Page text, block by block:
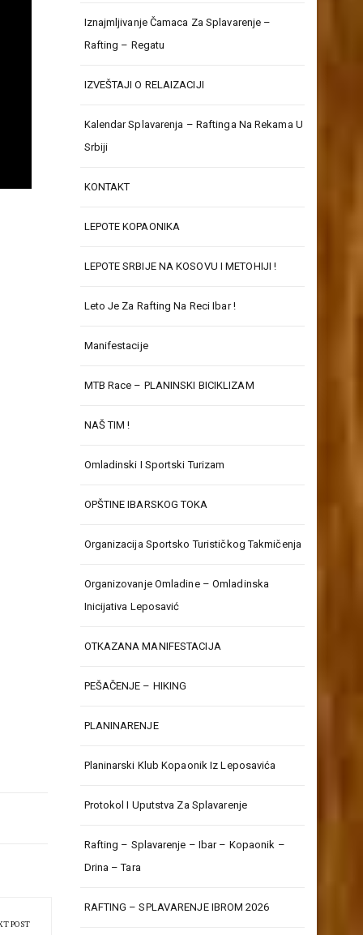
POST
Iznajmljivanje Čamaca Za Splavarenje –
Rafting – Regatu
IZVEŠTAJI O RELAIZACIJI
Kalendar Splavarenja – Raftinga Na Rekama U
Srbiji
KONTAKT
LEPOTE KOPAONIKA
LEPOTE SRBIJE NA KOSOVU I METOHIJI !
Leto Je Za Rafting Na Reci Ibar !
Manifestacije
MTB Race – PLANINSKI BICIKLIZAM
NAŠ TIM !
Omladinski I Sportski Turizam
OPŠTINE IBARSKOG TOKA
Organizacija Sportsko Turističkog Takmičenja
Organizovanje Omladine – Omladinska
Inicijativa Leposavić
OTKAZANA MANIFESTACIJA
PEŠAČENJE – HIKING
PLANINARENJE
Planinarski Klub Kopaonik Iz Leposavića
Protokol I Uputstva Za Splavarenje
Rafting – Splavarenje – Ibar – Kopaonik –
Drina – Tara
RAFTING – SPLAVARENJE IBROM 2026